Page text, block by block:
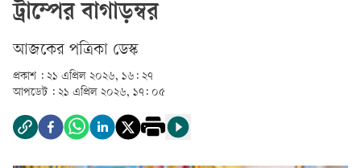
ট্রাম্পের বাগাড়ম্বর
আজকের পত্রিকা ডেস্ক­
প্রকাশ : ২১ এপ্রিল ২০২৬, ১৬: ২৭
আপডেট : ২১ এপ্রিল ২০২৬, ১৭: ০৫